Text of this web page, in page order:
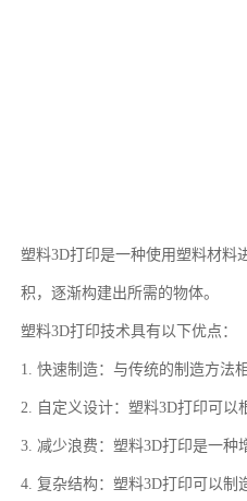
塑料3D打印是一种使用塑料材料
积，逐渐构建出所需的物体。
塑料3D打印技术具有以下优点：
1. 快速制造：与传统的制造方法
2. 自定义设计：塑料3D打印可以
3. 减少浪费：塑料3D打印是一种
4. 复杂结构：塑料3D打印可以制